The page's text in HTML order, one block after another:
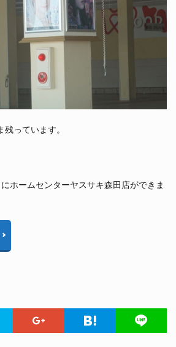
っています。
ホームセンターヤスサキ森田店ができま